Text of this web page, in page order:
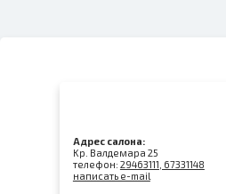
Адрес салона:
Kр. Валдемара 25
телефон: 29463111, 67331148
написать e-mail